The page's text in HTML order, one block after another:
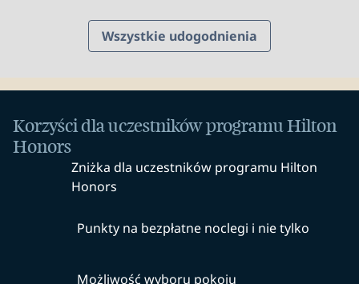
Wszystkie udogodnienia
Korzyści dla uczestników programu Hilton
Honors
Zniżka dla uczestników programu Hilton
Honors
Punkty na bezpłatne noclegi i nie tylko
Możliwość wyboru pokoju